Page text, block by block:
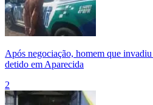
Após negociação, homem que
detido em Aparecida
2